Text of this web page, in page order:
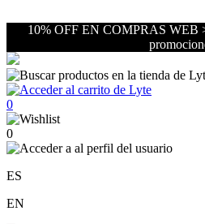
10% OFF EN COMPRAS WEB
0
0
ES
EN